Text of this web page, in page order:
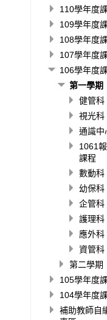
110學年度
109學年度
108學年度
107學年度
106學年度
第一學期
健管科
視光科
通識中
1061
課程
數動科
幼保科
企管科
護理科
應外科
資管科
第二學期
105學年度
104學年度
補助教師自